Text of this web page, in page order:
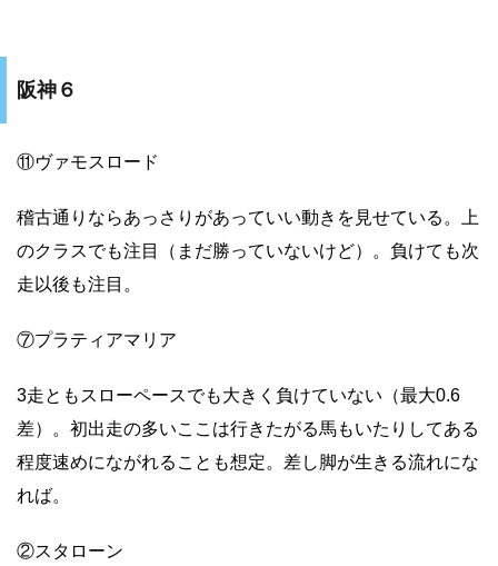
阪神６
⑪ヴァモスロード
稽古通りならあっさりがあっていい動きを見せている。上
のクラスでも注目（まだ勝っていないけど）。負けても次
走以後も注目。
⑦プラティアマリア
3走ともスローペースでも大きく負けていない（最大0.6
差）。初出走の多いここは行きたがる馬もいたりしてある
程度速めにながれることも想定。差し脚が生きる流れにな
れば。
②スタローン